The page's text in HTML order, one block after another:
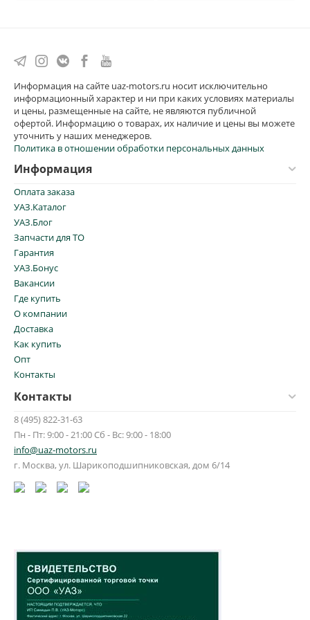
Информация на сайте uaz-motors.ru носит исключительно
информационный характер и ни при каких условиях материалы
и цены, размещенные на сайте, не являются публичной
офертой. Информацию о товарах, их наличие и цены вы можете
уточнить у наших менеджеров.
Политика в отношении обработки персональных данных
Информация
Оплата заказа
УАЗ.Каталог
УАЗ.Блог
Запчасти для ТО
Гарантия
УАЗ.Бонус
Вакансии
Где купить
О компании
Доставка
Как купить
Опт
Контакты
Контакты
8 (495) 822-31-63
Пн - Пт: 9:00 - 21:00 Сб - Вс: 9:00 - 18:00
info@uaz-motors.ru
г. Москва, ул. Шарикоподшипниковская, дом 6/14